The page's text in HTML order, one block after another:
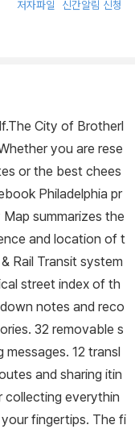
저자파일 신간알림 신청
City of Brotherl
you are rese
or the best chees
Philadelphia pr
summarizes the
and location of t
Rail Transit system
street index of th
notes and reco
32 removable s
12 transl
and sharing itin
collecting everythin
fingertips. The fi